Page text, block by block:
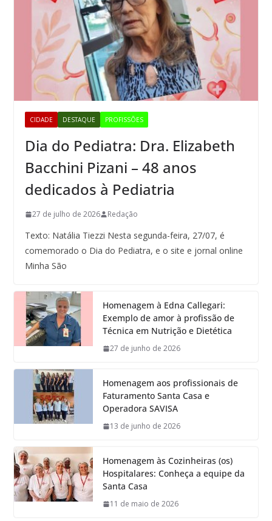
CIDADE DESTAQUE PROFISSÕES
Dia do Pediatra: Dra. Elizabeth
Bacchini Pizani – 48 anos
dedicados à Pediatria
27 de julho de 2026 Redação
Texto: Natália Tiezzi Nesta segunda-feira, 27/07, é
comemorado o Dia do Pediatra, e o site e jornal online
Minha São
Homenagem à Edna Callegari:
Exemplo de amor à profissão de
Técnica em Nutrição e Dietética
27 de junho de 2026
Homenagem aos profissionais de
Faturamento Santa Casa e
Operadora SAVISA
13 de junho de 2026
Homenagem às Cozinheiras (os)
Hospitalares: Conheça a equipe da
Santa Casa
11 de maio de 2026